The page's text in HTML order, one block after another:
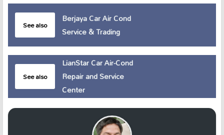
See also
Berjaya Car Air Cond
Service & Trading
See also
LianStar Car Air-Cond
Repair and Service
Center